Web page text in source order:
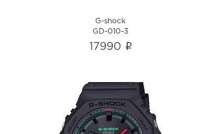
G-shock
GD-010-3
17990 i